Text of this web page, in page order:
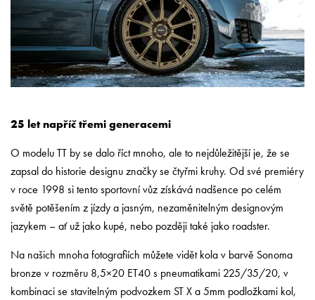
25 let napříč třemi generacemi
O modelu TT by se dalo říct mnoho, ale to nejdůležitější je, že se
zapsal do historie designu značky se čtyřmi kruhy. Od své premiéry
v roce 1998 si tento sportovní vůz získává nadšence po celém
světě potěšením z jízdy a jasným, nezaměnitelným designovým
jazykem – ať už jako kupé, nebo později také jako roadster.
Na našich mnoha fotografiích můžete vidět kola v barvě Sonoma
bronze v rozměru 8,5×20 ET40 s pneumatikami 225/35/20, v
kombinaci se stavitelným podvozkem ST X a 5mm podložkami kol,